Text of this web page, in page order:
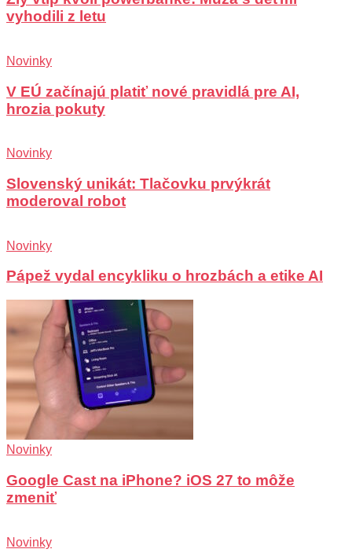
vyhodili z letu
Novinky
V EÚ začínajú platiť nové pravidlá pre AI,
hrozia pokuty
Novinky
Slovenský unikát: Tlačovku prvýkrát
moderoval robot
Novinky
Pápež vydal encykliku o hrozbách a etike AI
Novinky
Google Cast na iPhone? iOS 27 to môže
zmeniť
Novinky